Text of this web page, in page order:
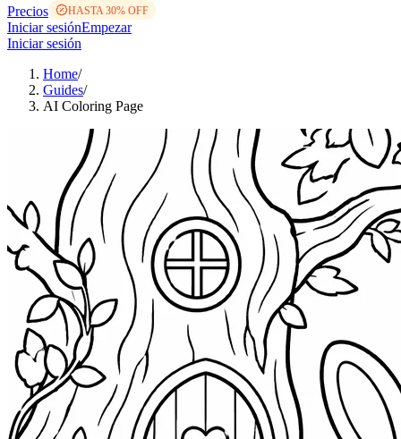
Precios
HASTA 30% OFF
Iniciar sesiónEmpezar
Iniciar sesión
Home/
Guides/
AI Coloring Page